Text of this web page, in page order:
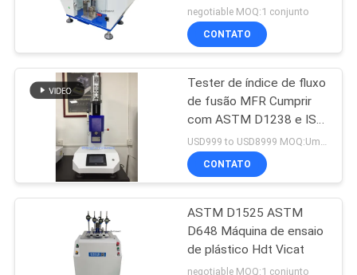
plástico
negotiable MOQ:1 conjunto
CONTATO
Tester de índice de fluxo
de fusão MFR Cumprir
com ASTM D1238 e ISO
1133, Equipamento de
ensaio de plásticos
CONTATO
ASTM D1525 ASTM
D648 Máquina de ensaio
de plástico Hdt Vicat
negotiable MOQ:1 conjunto